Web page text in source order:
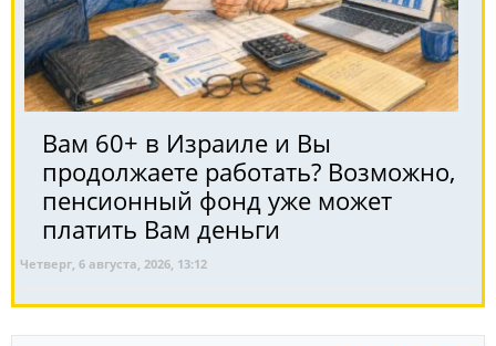
Вам 60+ в Израиле и Вы
продолжаете работать? Возможно,
пенсионный фонд уже может
платить Вам деньги
Четверг, 6 августа, 2026, 13:12